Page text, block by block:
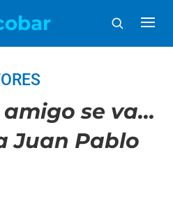
se va…
Juan Pablo